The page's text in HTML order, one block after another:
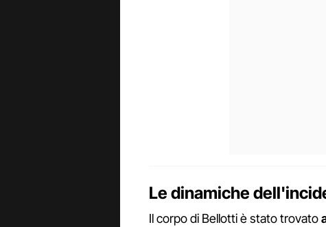
Le dinamiche
Il corpo di Bellotti è stato trovato